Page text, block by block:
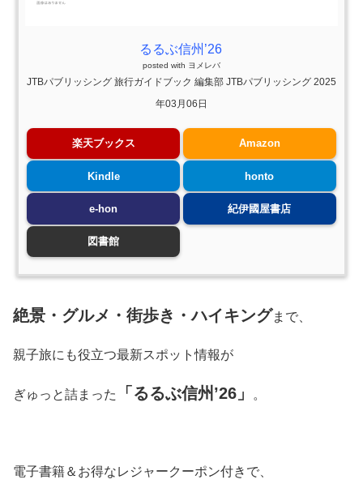
るるぶ信州’26
posted with ヨメレバ
JTBパブリッシング 旅行ガイドブック 編集部 JTBパブリッシング 2025
年03月06日
楽天ブックス Amazon
Kindle honto
e-hon 紀伊國屋書店
図書館
絶景・グルメ・街歩き・ハイキングまで、
親子旅にも役立つ最新スポット情報が
ぎゅっと詰まった 「るるぶ信州’26」 。
電子書籍＆お得なレジャークーポン付きで、